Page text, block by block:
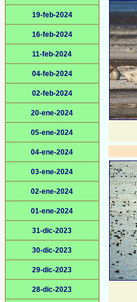
19-feb-2024
16-feb-2024
11-feb-2024
04-feb-2024
02-feb-2024
20-ene-2024
05-ene-2024
04-ene-2024
03-ene-2024
02-ene-2024
01-ene-2024
31-dic-2023
30-dic-2023
29-dic-2023
28-dic-2023